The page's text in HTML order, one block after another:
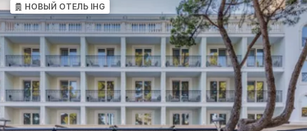
НОВЫЙ ОТЕЛЬ IHG